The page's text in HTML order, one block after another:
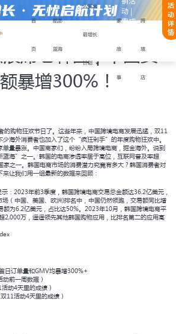
动 |
零成
活
动
详
情
首
页
酷澎
蓝海
入驻火
箭增长
计划
家
故
事
跨
境
店
长计划
完成注册与下店：
书
还未准备好，需要咨询
您将前往Coupang Corp的网站
席卷韩国 | 中国卖
暴增300%！
的购物狂欢节日了。这些年来，中国跨境电商发展迅猛，双11
海外消费者也加入了这个“疯狂剁手”的年度购物狂欢中。
量暴涨。中国商家们，纷纷入局跨境电商，掘金海外。说到
海”之一。韩国的电商渗透率居于高位，互联网普及率超
之一。韩国电商市场的消费潜力究竟有多大？韩国消费者对
让我们用一组最新的数据来回顾：
：2023年前3季度，韩国跨境电商交易总金额达36.2亿美元，
（中国、美国、欧洲)排名中，中国仍然领跑，交易额同比增
额为6.2亿美元，占比达50%。2023年10月，韩国跨境电商平
2,000万，遥遥领先其他韩国购物应用，比排名第二的应用高
日订单量和GMV均暴增300%+
前一周数据）
动4天里的成绩）
11活动4天里的成绩）